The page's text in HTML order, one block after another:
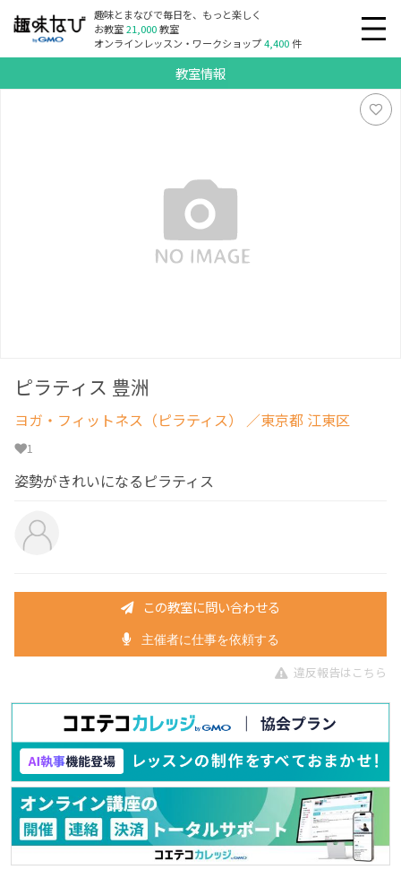
趣味とまなびで毎日を、もっと楽しく
お教室21,000教室
オンラインレッスン・ワークショップ4,400件
教室情報
ピラティス 豊洲
ヨガ・フィットネス（ピラティス） ／東京都 江東区
1
姿勢がきれいになるピラティス
この教室に問い合わせる
主催者に仕事を依頼する
違反報告はこちら